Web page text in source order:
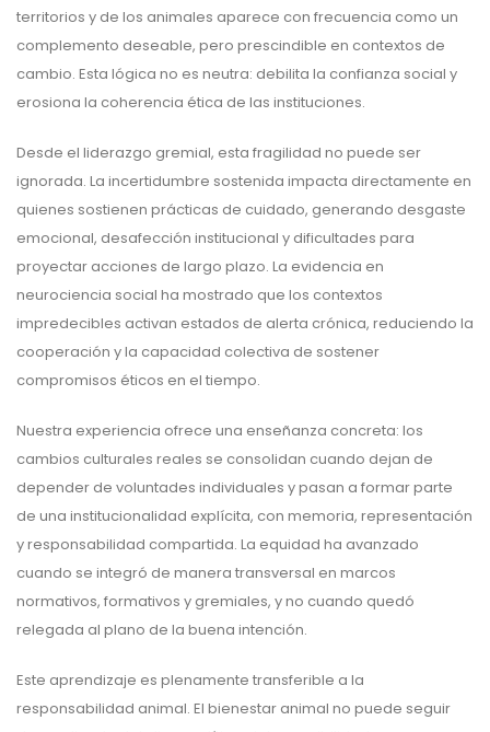
territorios y de los animales aparece con frecuencia como un
complemento deseable, pero prescindible en contextos de
cambio. Esta lógica no es neutra: debilita la confianza social y
erosiona la coherencia ética de las instituciones.
Desde el liderazgo gremial, esta fragilidad no puede ser
ignorada. La incertidumbre sostenida impacta directamente en
quienes sostienen prácticas de cuidado, generando desgaste
emocional, desafección institucional y dificultades para
proyectar acciones de largo plazo. La evidencia en
neurociencia social ha mostrado que los contextos
impredecibles activan estados de alerta crónica, reduciendo la
cooperación y la capacidad colectiva de sostener
compromisos éticos en el tiempo.
Nuestra experiencia ofrece una enseñanza concreta: los
cambios culturales reales se consolidan cuando dejan de
depender de voluntades individuales y pasan a formar parte
de una institucionalidad explícita, con memoria, representación
y responsabilidad compartida. La equidad ha avanzado
cuando se integró de manera transversal en marcos
normativos, formativos y gremiales, y no cuando quedó
relegada al plano de la buena intención.
Este aprendizaje es plenamente transferible a la
responsabilidad animal. El bienestar animal no puede seguir